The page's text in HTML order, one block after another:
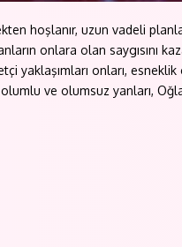
hoşlanır, uzun vadeli
onlara olan saygısını
yaklaşımları onları, esneklik
ve olumsuz yanları,